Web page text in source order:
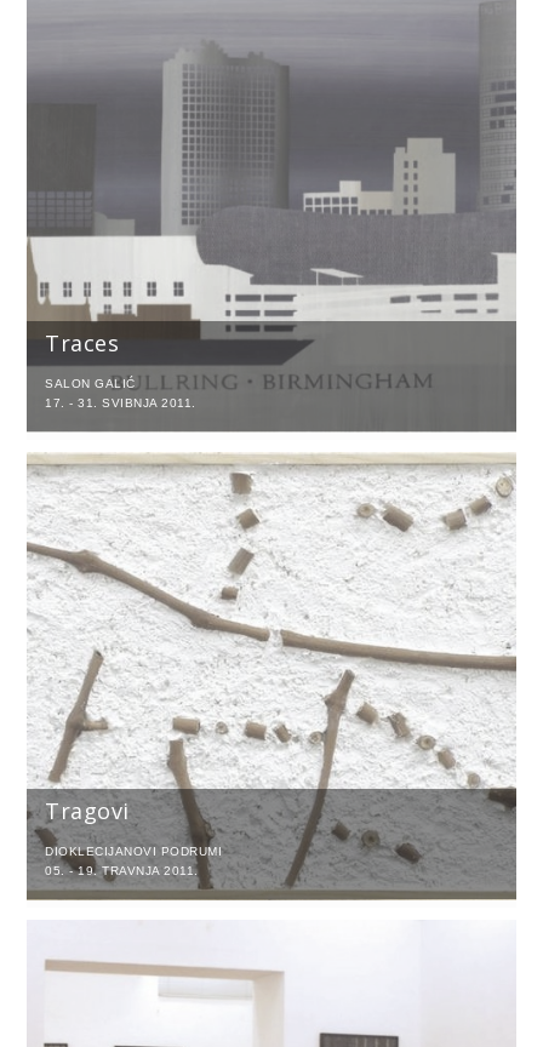
Traces
SALON GALIĆ
17. - 31. SVIBNJA 2011.
Tragovi
DIOKLECIJANOVI PODRUMI
05. - 19. TRAVNJA 2011.